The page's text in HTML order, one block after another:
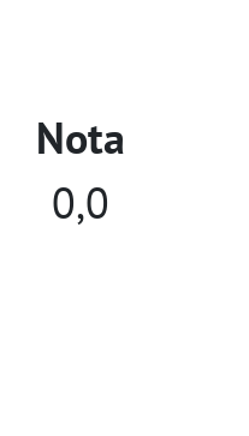
Nota
0,0